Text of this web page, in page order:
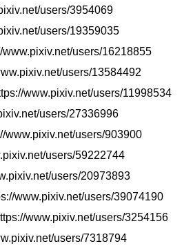
users/3954069
users/19359035
users/16218855
users/13584492
www.pixiv.net/users/11998534
users/27336996
users/903900
users/59222744
users/20973893
www.pixiv.net/users/39074190
www.pixiv.net/users/3254156
users/7318794